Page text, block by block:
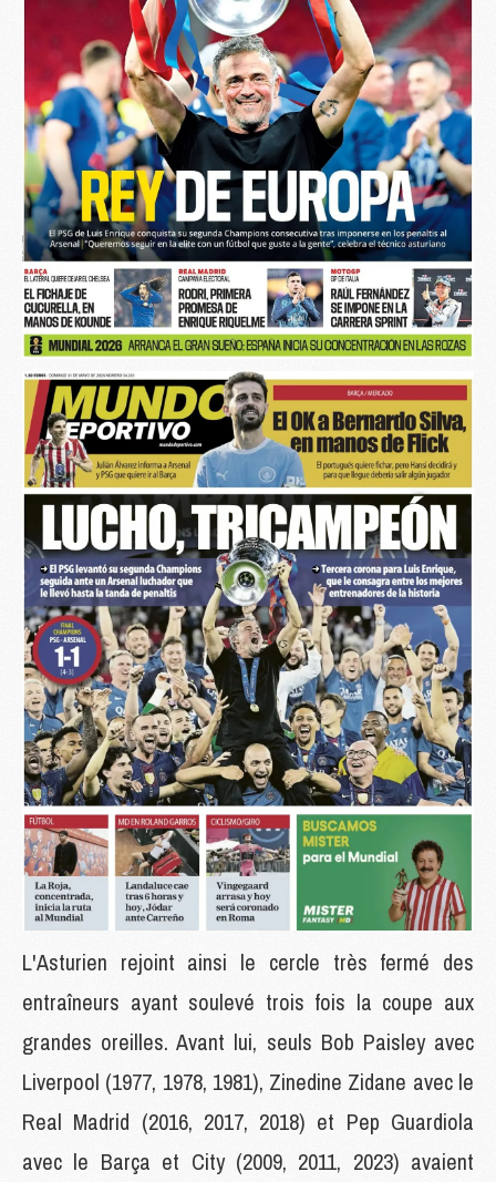
L'Asturien rejoint ainsi le cercle très fermé des
entraîneurs ayant soulevé trois fois la coupe aux
grandes oreilles. Avant lui, seuls Bob Paisley avec
Liverpool (1977, 1978, 1981), Zinedine Zidane avec le
Real Madrid (2016, 2017, 2018) et Pep Guardiola
avec le Barça et City (2009, 2011, 2023) avaient